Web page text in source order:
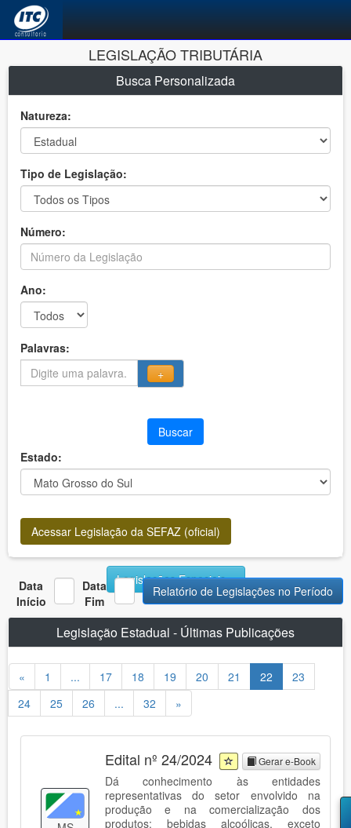
LEGISLAÇÃO TRIBUTÁRIA
Busca Personalizada
Natureza:
Tipo de Legislação:
Número:
Ano:
Palavras:
+
Buscar
Estado:
Acessar Legislação da SEFAZ (oficial)
Legislações Especiais
Data
Início
Data
Fim
Relatório de Legislações no Período
Legislação Estadual - Últimas Publicações
« 1 ... 17 18 19 20 21 22
23
24
25 26 ... 32 »
Edital nº 24/2024 Gerar e-Book
Dá conhecimento às entidades
representativas do setor envolvido na
produção e na comercialização dos
produtos: bebidas alcoólicas, exceto